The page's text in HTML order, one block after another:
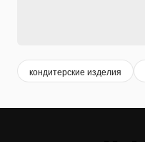
кондитерские изделия